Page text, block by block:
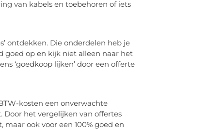
van kabels en toebehoren of iets
ontdekken. Die onderdelen heb je
goed op en kijk niet alleen naar het
‘goedkoop lijken’ door een offerte
kosten een onverwachte
het vergelijken van offertes
ook voor een 100% goed en